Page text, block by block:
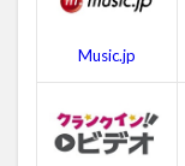
ー・
ムの
キャ
ト・
吹き
Music.jp